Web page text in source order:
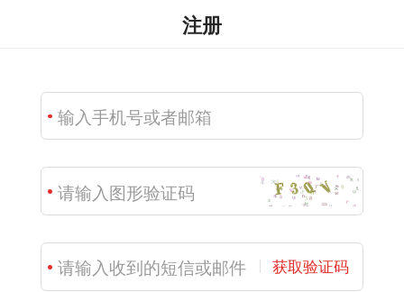
注册
获取验证码